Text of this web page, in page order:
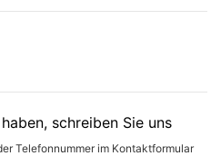
schreiben Sie uns
Telefonnummer im Kontaktformular